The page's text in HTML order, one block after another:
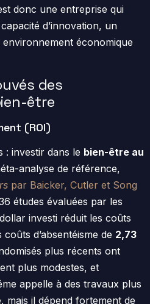
donc une entreprise qui
d’innovation, un
économique
des
être
(ROI)
: investir dans le bien-être au
analyse de référence,
par Baicker, Cutler et Song
études évaluées par les
investi réduit les coûts
coûts d’absentéisme de 2,73
plus récents ont
plus modestes, et
appelle à des travaux plus
mais il dépend fortement de